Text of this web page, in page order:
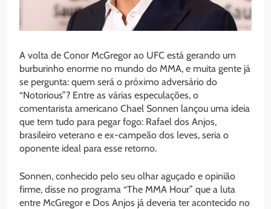
A volta de Conor McGregor ao UFC está gerando um
burburinho enorme no mundo do MMA, e muita gente já
se pergunta: quem será o próximo adversário do
“Notorious”? Entre as várias especulações, o
comentarista americano Chael Sonnen lançou uma ideia
que tem tudo para pegar fogo: Rafael dos Anjos,
brasileiro veterano e ex-campeão dos leves, seria o
oponente ideal para esse retorno.
Sonnen, conhecido pelo seu olhar aguçado e opinião
firme, disse no programa “The MMA Hour” que a luta
entre McGregor e Dos Anjos já deveria ter acontecido no